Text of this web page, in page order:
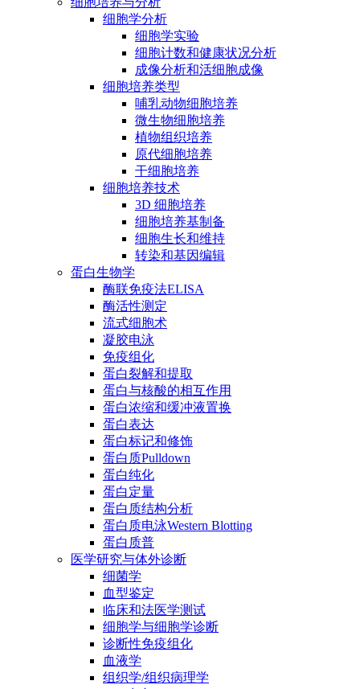
细胞学分析
细胞学实验
细胞计数和健康状况分析
成像分析和活细胞成像
细胞培养类型
哺乳动物细胞培养
微生物细胞培养
植物组织培养
原代细胞培养
干细胞培养
细胞培养技术
3D 细胞培养
细胞培养基制备
细胞生长和维持
转染和基因编辑
蛋白生物学
酶联免疫法ELISA
酶活性测定
流式细胞术
凝胶电泳
免疫组化
蛋白裂解和提取
蛋白与核酸的相互作用
蛋白浓缩和缓冲液置换
蛋白表达
蛋白标记和修饰
蛋白质Pulldown
蛋白纯化
蛋白定量
蛋白质结构分析
蛋白质电泳Western Blotting
蛋白质普
医学研究与体外诊断
细菌学
血型鉴定
临床和法医学测试
细胞学与细胞学诊断
诊断性免疫组化
血液学
组织学/组织病理学